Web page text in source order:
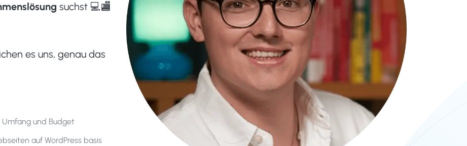
suchst 💻🏬
es uns, genau das
und Budget
auf WordPress basis